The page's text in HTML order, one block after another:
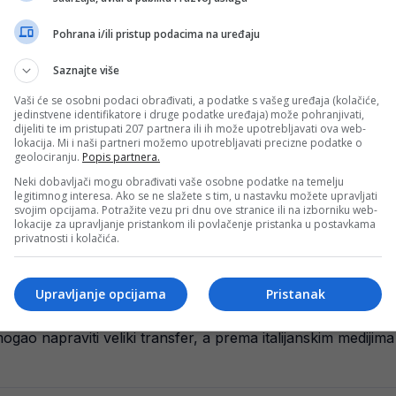
Kerim Alajbegović u transferu vrijednom 30 mil. eura
jednim od najperspektivnijih mladih nogometaša iz
Za vikend važan sastanak u Italiji
važne odluke u redovima AS Roma, gdje je zakazan
prihvatio ponudu koja se ne odbija
napraviti veliki transfer, a prema italijanskim
Pohrana i/ili pristup podacima na uređaju
Saznajte više
Vaši će se osobni podaci obrađivati, a podatke s vašeg uređaja (kolačiće,
jedinstvene identifikatore i druge podatke uređaja) može pohranjivati,
dijeliti te im pristupati 207 partnera ili ih može upotrebljavati ova web-
lokacija. Mi i naši partneri možemo upotrebljavati precizne podatke o
geolociranju. Popis partnera.
Neki dobavljači mogu obrađivati vaše osobne podatke na temelju
legitimnog interesa. Ako se ne slažete s tim, u nastavku možete upravljati
svojim opcijama. Potražite vezu pri dnu ove stranice ili na izborniku web-
lokacije za upravljanje pristankom ili povlačenje pristanka u postavkama
privatnosti i kolačića.
Pristanak
Upravljanje opcijama